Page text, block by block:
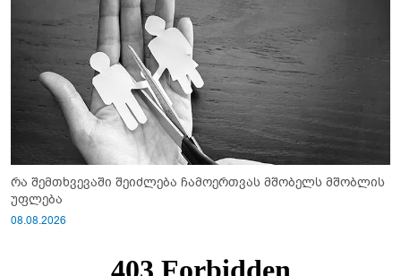
რა შემთხვევაში შეიძლება ჩამოერთვას მშობელს მშობლის
უფლება
08.08.2026